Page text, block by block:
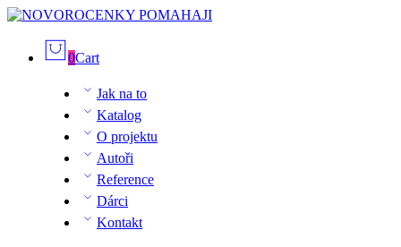
0Cart
Jak na to
Katalog
O projektu
Autoři
Reference
Dárci
Kontakt